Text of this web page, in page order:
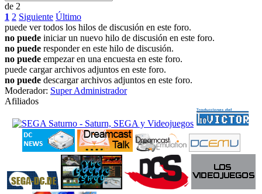
de 2
1 2 Siguiente Último
puede ver todos los hilos de discusión en este foro.
no puede iniciar un nuevo hilo de discusión en este foro.
no puede responder en este hilo de discusión.
no puede empezar en una encuesta en este foro.
puede cargar archivos adjuntos en este foro.
no puede descargar archivos adjuntos en este foro.
Moderador: Super Administrador
Afiliados